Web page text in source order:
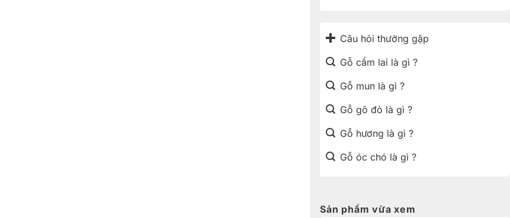
Câu hỏi thường gặp
Gỗ cẩm lai là gì ?
Gỗ mun là gì ?
Gỗ gõ đỏ là gì ?
Gỗ hương là gì ?
Gỗ óc chó là gì ?
Sản phẩm vừa xem